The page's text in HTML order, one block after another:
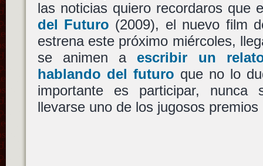
las noticias quiero recordaros que
del Futuro (2009), el nuevo film
estrena este próximo miércoles,
se animen a escribir un
hablando del futuro que no lo
importante es participar, nunca
llevarse uno de los jugosos